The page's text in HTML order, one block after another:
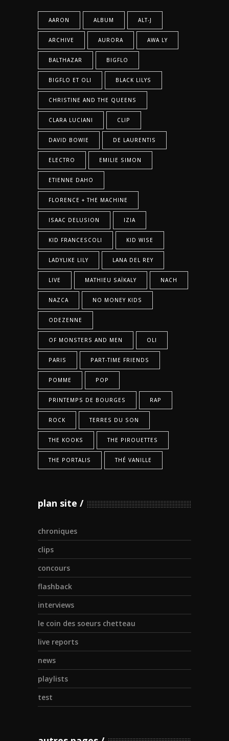
AARON ALBUM ALT-J
ARCHIVE AURORA AWA LY
BALTHAZAR BIGFLO
BIGFLO ET OLI BLACK LILYS
CHRISTINE AND THE QUEENS
CLARA LUCIANI CLIP
DAVID BOWIE DE LAURENTIS
ELECTRO EMILIE SIMON
ETIENNE DAHO
FLORENCE + THE MACHINE
ISAAC DELUSION IZIA
KID FRANCESCOLI KID WISE
LADYLIKE LILY LANA DEL REY
LIVE MATHIEU SAÏKALY NACH
NAZCA NO MONEY KIDS
ODEZENNE
OF MONSTERS AND MEN OLI
PARIS PART-TIME FRIENDS
POMME POP
PRINTEMPS DE BOURGES RAP
ROCK TERRES DU SON
THE KOOKS THE PIROUETTES
THE PORTALIS THÉ VANILLE
plan site
chroniques
clips
concours
flashback
interviews
le coin des soeurs chetteau
live reports
news
playlists
test